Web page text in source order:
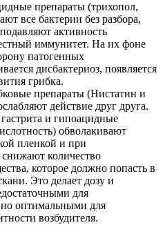
препараты (трихопол,
все бактерии без разбора,
активность
иммунитет. На их фоне
патогенных
дисбактериоз, появляется
грибка.
препараты (Нистатин и
действие друг друга.
и гипоацидные
обволакивают
пленкой и при
количество
которое должно попасть в
Это делает дозу и
для
оптимальными для
возбудителя.